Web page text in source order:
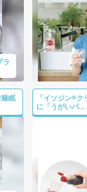
ラ
睡眠
「イソジン®
に「うがいパ...